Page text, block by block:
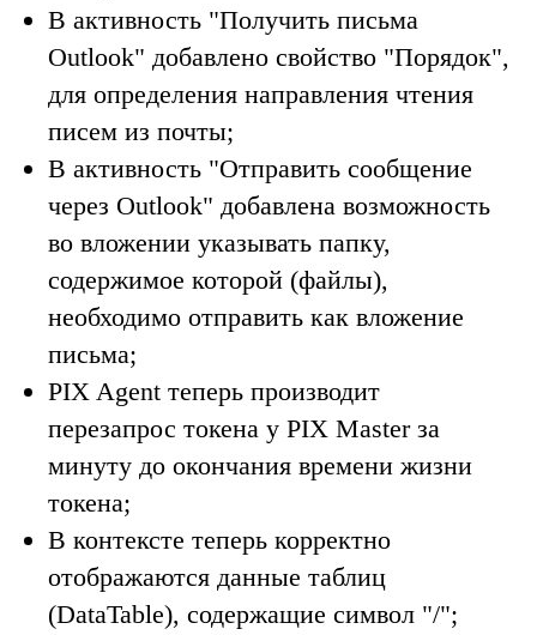
В активность "Получить письма
Outlook" добавлено свойство "Порядок",
для определения направления чтения
писем из почты;
В активность "Отправить сообщение
через Outlook" добавлена возможность
во вложении указывать папку,
содержимое которой (файлы),
необходимо отправить как вложение
письма;
PIX Agent теперь производит
перезапрос токена у PIX Master за
минуту до окончания времени жизни
токена;
В контексте теперь корректно
отображаются данные таблиц
(DataTable), содержащие символ "/";